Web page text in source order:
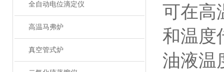
全自动电位滴定仪
高温马弗炉
真空管式炉
可在高
和温度
油液温